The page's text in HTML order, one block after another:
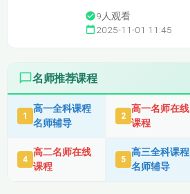
9 人观看
2025-11-01 11:45
名师推荐课程
1
高一全科课程
名师辅导
2
高一名师在线
课程
4
高二名师在线
课程
5
高三全科课程
名师辅导